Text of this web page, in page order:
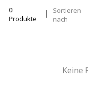
0
Produkte
Sortieren
nach
Keine